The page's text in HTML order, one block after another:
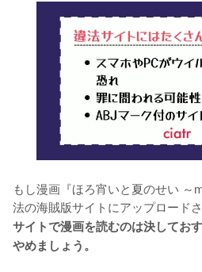
もし漫画『ほろ宵いと夏のせい
法の海賊版サイトにアップロード
サイトで漫画を読むのは決してお
やめましょう。